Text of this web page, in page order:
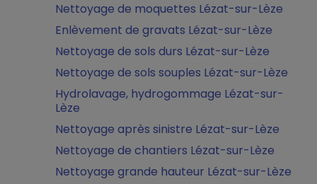
Nettoyage de moquettes Lézat-sur-Lèze
Enlèvement de gravats Lézat-sur-Lèze
Nettoyage de sols durs Lézat-sur-Lèze
Nettoyage de sols souples Lézat-sur-Lèze
Hydrolavage, hydrogommage Lézat-sur-
Lèze
Nettoyage après sinistre Lézat-sur-Lèze
Nettoyage de chantiers Lézat-sur-Lèze
Nettoyage grande hauteur Lézat-sur-Lèze